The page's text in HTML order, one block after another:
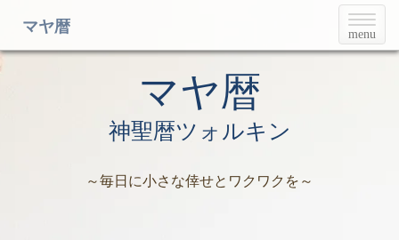
T
o
g
menu
マヤ暦
マヤ暦
神聖暦ツォルキン
～毎日に小さな倖せとワクワクを～